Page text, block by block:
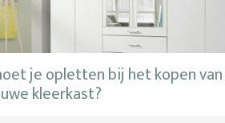
je opletten bij het kopen van
kleerkast?